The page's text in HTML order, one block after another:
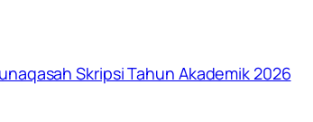
Skripsi Tahun Akademik 2026